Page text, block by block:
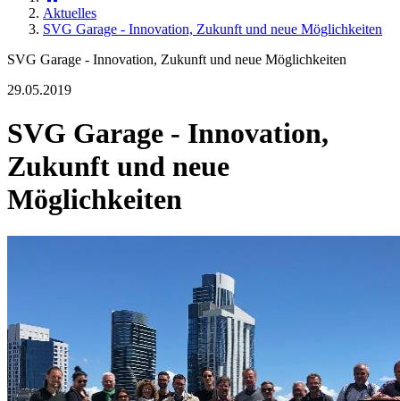
Aktuelles
SVG Garage - Innovation, Zukunft und neue Möglichkeiten
SVG Garage - Innovation, Zukunft und neue Möglichkeiten
29.05.2019
SVG Garage - Innovation,
Zukunft und neue
Möglichkeiten